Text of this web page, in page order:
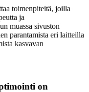
toimenpiteitä, joilla
ja
muassa sivuston
parantamista eri laitteilla
kasvavan
on